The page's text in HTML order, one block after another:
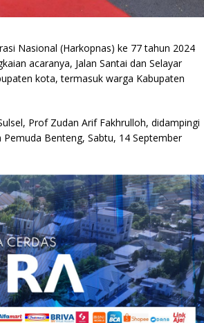
Nasional (Harkopnas) ke 77 tahun 2024
acaranya, Jalan Santai dan Selayar
kota, termasuk warga Kabupaten
Prof Zudan Arif Fakhrulloh, didampingi
Benteng, Sabtu, 14 September